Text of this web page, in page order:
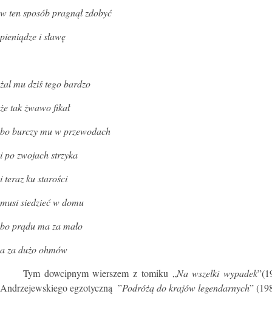
w ten sposób pragnął zdobyć
pieniądze i sławę
żal mu dziś tego bardzo
że tak żwawo fikał
bo burczy mu w przewodach
i po zwojach strzyka
i teraz ku starości
musi siedzieć w domu
bo prądu ma za mało
a za dużo ohmów
Tym dowcipnym wierszem z tomiku „Na wszelki wypadek
Andrzejewskiego egzotyczną ”Podróżą do krajów legendarnych”